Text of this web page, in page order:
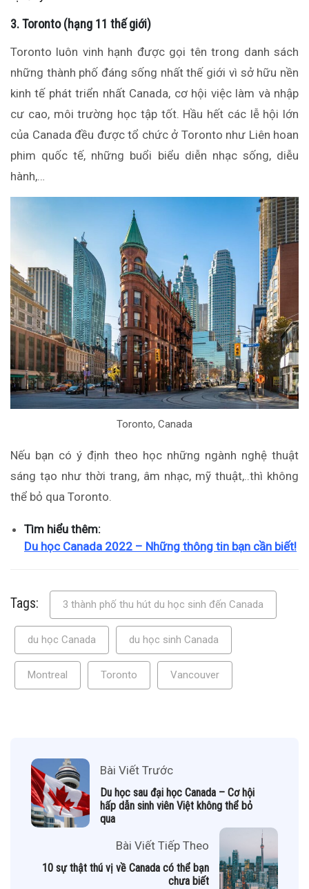
3. Toronto (hạng 11 thế giới)
Toronto luôn vinh hạnh được gọi tên trong danh sách
những thành phố đáng sống nhất thế giới vì sở hữu nền
kinh tế phát triển nhất Canada, cơ hội việc làm và nhập
cư cao, môi trường học tập tốt. Hầu hết các lễ hội lớn
của Canada đều được tổ chức ở Toronto như Liên hoan
phim quốc tế, những buổi biểu diễn nhạc sống, diễu
hành,…
Toronto, Canada
Nếu bạn có ý định theo học những ngành nghệ thuật
sáng tạo như thời trang, âm nhạc, mỹ thuật,..thì không
thể bỏ qua Toronto.
Tìm hiểu thêm:
Du học Canada 2022 – Những thông tin bạn cần biết!
Tags: 3 thành phố thu hút du học sinh đến Canada
du học Canada du học sinh Canada
Montreal Toronto Vancouver
Bài Viết Trước
Du học sau đại học Canada – Cơ hội
hấp dẫn sinh viên Việt không thể bỏ
qua
Bài Viết Tiếp Theo
10 sự thật thú vị về Canada có thể bạn
chưa biết